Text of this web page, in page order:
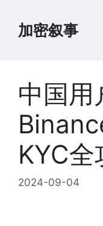
加密叙事
中国用
KYC全
2024-09-04